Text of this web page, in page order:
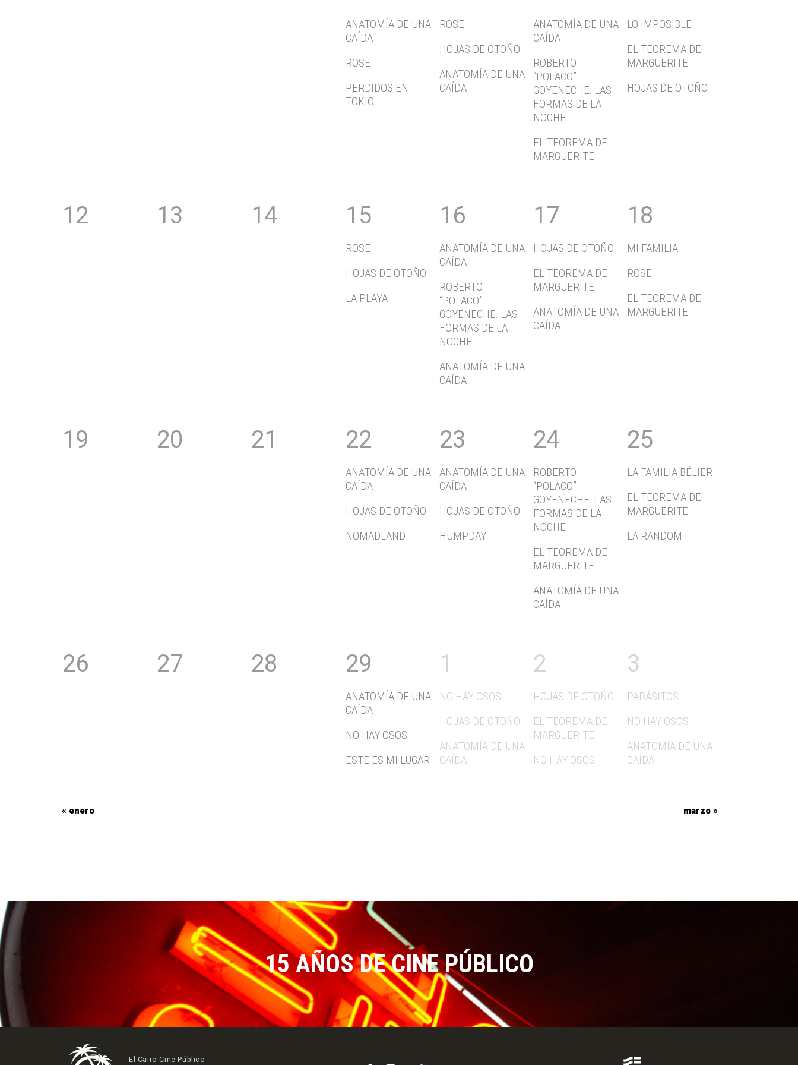
ANATOMÍA DE UNA
CAÍDA
ROSE
PERDIDOS EN
TOKIO
ROSE
HOJAS DE OTOÑO
ANATOMÍA DE UNA
CAÍDA
ANATOMÍA DE UNA
CAÍDA
ROBERTO
“POLACO”
GOYENECHE. LAS
FORMAS DE LA
NOCHE
EL TEOREMA DE
MARGUERITE
LO IMPOSIBLE
EL TEOREMA DE
MARGUERITE
HOJAS DE OTOÑO
12 13 14 15
ROSE
HOJAS DE OTOÑO
LA PLAYA
16
ANATOMÍA DE UNA
CAÍDA
ROBERTO
“POLACO”
GOYENECHE. LAS
FORMAS DE LA
NOCHE
ANATOMÍA DE UNA
CAÍDA
17
HOJAS DE OTOÑO
EL TEOREMA DE
MARGUERITE
ANATOMÍA DE UNA
CAÍDA
18
MI FAMILIA
ROSE
EL TEOREMA DE
MARGUERITE
19 20 21 22
ANATOMÍA DE UNA
CAÍDA
HOJAS DE OTOÑO
NOMADLAND
23
ANATOMÍA DE UNA
CAÍDA
HOJAS DE OTOÑO
HUMPDAY
24
ROBERTO
“POLACO”
GOYENECHE. LAS
FORMAS DE LA
NOCHE
EL TEOREMA DE
MARGUERITE
ANATOMÍA DE UNA
CAÍDA
25
LA FAMILIA BÉLIER
EL TEOREMA DE
MARGUERITE
LA RANDOM
26 27 28 29
ANATOMÍA DE UNA
CAÍDA
NO HAY OSOS
ESTE ES MI LUGAR
1
NO HAY OSOS
HOJAS DE OTOÑO
ANATOMÍA DE UNA
CAÍDA
2
HOJAS DE OTOÑO
EL TEOREMA DE
MARGUERITE
NO HAY OSOS
3
PARÁSITOS
NO HAY OSOS
ANATOMÍA DE UNA
CAÍDA
« enero marzo »
15 AÑOS DE CINE PÚBLICO
El Cairo Cine Público